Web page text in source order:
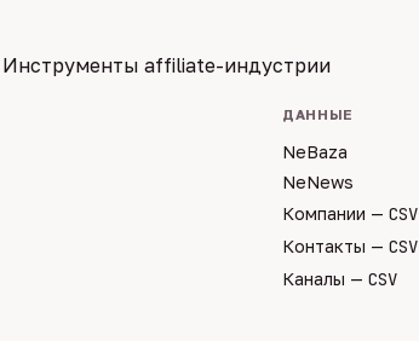
Инструменты affiliate-индустрии
ДАННЫЕ
NeBaza
NeNews
Компании — CSV
Контакты — CSV
Каналы — CSV